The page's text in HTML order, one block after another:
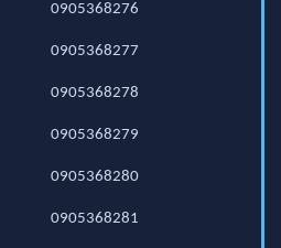
0905368276
0905368277
0905368278
0905368279
0905368280
0905368281